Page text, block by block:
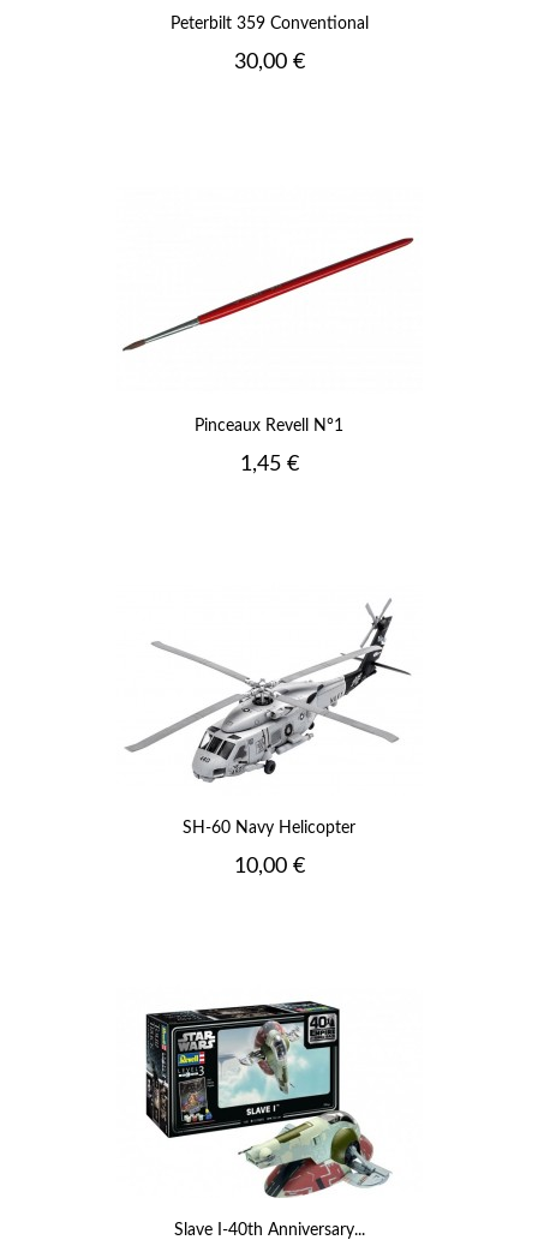
Peterbilt 359 Conventional
Prix
30,00 €
Pinceaux Revell N°1
Prix
1,45 €
SH-60 Navy Helicopter
Prix
10,00 €
Slave I-40th Anniversary...